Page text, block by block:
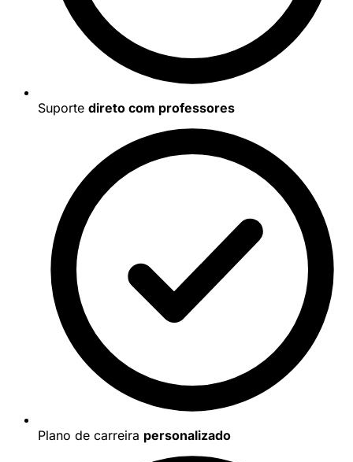
Suporte direto com professores
Plano de carreira personalizado